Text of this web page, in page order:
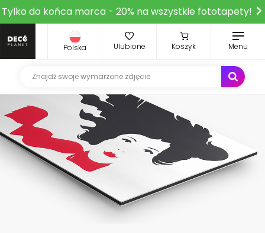
Tylko do końca marca - 20% na wszystkie fototapety!
Polska Ulubione Koszyk Menu